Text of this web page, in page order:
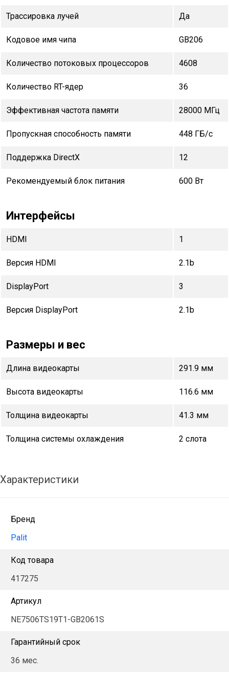
Трассировка лучей Да
Кодовое имя чипа GB206
Количество потоковых процессоров 4608
Количество RT-ядер 36
Эффективная частота памяти 28000 МГц
Пропускная способность памяти 448 ГБ/с
Поддержка DirectX 12
Рекомендуемый блок питания 600 Вт
Интерфейсы
HDMI 1
Версия HDMI 2.1b
DisplayPort 3
Версия DisplayPort 2.1b
Размеры и вес
Длина видеокарты 291.9 мм
Высота видеокарты 116.6 мм
Толщина видеокарты 41.3 мм
Толщина системы охлаждения 2 слота
Характеристики
Бренд
Palit
Код товара
417275
Артикул
NE7506TS19T1-GB2061S
Гарантийный срок
36 мес.